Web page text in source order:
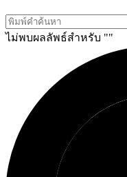
ไม่พบผลลัพธ์สำหรับ ""